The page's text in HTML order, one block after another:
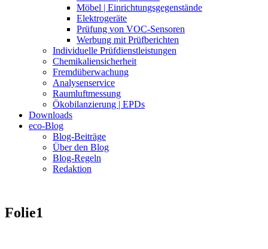
Möbel | Einrichtungsgegenstände
Elektrogeräte
Prüfung von VOC-Sensoren
Werbung mit Prüfberichten
Individuelle Prüfdienstleistungen
Chemikaliensicherheit
Fremdüberwachung
Analysenservice
Raumluftmessung
Ökobilanzierung | EPDs
Downloads
eco-Blog
Blog-Beiträge
Über den Blog
Blog-Regeln
Redaktion
Folie1